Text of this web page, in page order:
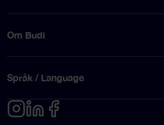
Om Budi
Språk / Language